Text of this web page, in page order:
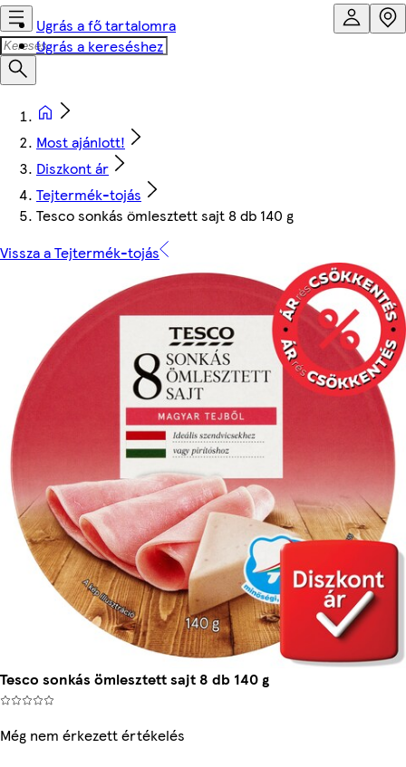
Ugrás a fő tartalomra
Ugrás a kereséshez
Most ajánlott!
Diszkont ár
Tejtermék-tojás
Tesco sonkás ömlesztett sajt 8 db 140 g
Vissza a Tejtermék-tojás
Tesco sonkás ömlesztett sajt 8 db 140 g
Még nem érkezett értékelés